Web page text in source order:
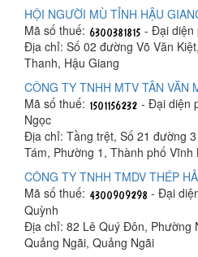
HỘI NGƯỜI MÙ TỈNH HẬU
Mã số thuế:
- Đại diện
Địa chỉ: Số 02 đường Võ Văn
Thanh, Hậu Giang
CÔNG TY TNHH MTV TÂN VĂN
Mã số thuế:
- Đại diện
Ngọc
Địa chỉ: Tầng trệt, Số 21 đường
Tám, Phường 1, Thành phố Vĩnh
CÔNG TY TNHH TMDV THÉP
Mã số thuế:
- Đại
Quỳnh
Địa chỉ: 82 Lê Quý Đôn, Phường
Quảng Ngãi, Quảng Ngãi